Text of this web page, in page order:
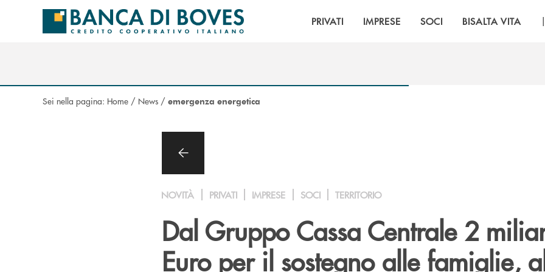
Salta al contenuto principale
PRIVATI IMPRESE SOCI BISALTA VITA |
Sei nella pagina: Home / News / emergenza energetica
NOVITÀ PRIVATI IMPRESE SOCI TERRITORIO
Dal Gruppo Cassa Centrale 2
Euro per il sostegno alle famiglie,